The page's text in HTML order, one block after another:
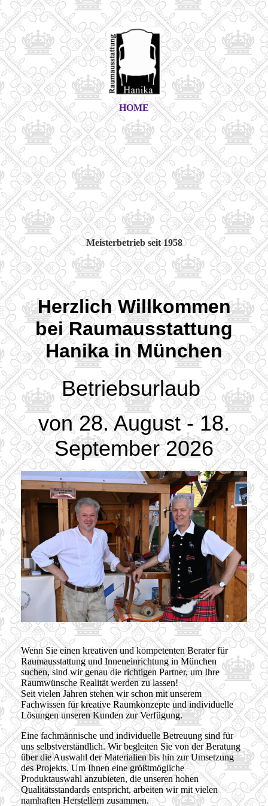
HOME
Meisterbetrieb seit 1958
Herzlich Willkommen
bei Raumausstattung
Hanika in München
Betriebsurlaub
von 28. August - 18.
September 2026
Wenn Sie einen kreativen und kompetenten Berater für
Raumausstattung und Inneneinrichtung in München
suchen, sind wir genau die richtigen Partner, um Ihre
Raumwünsche Realität werden zu lassen!
Seit vielen Jahren stehen wir schon mit unserem
Fachwissen für kreative Raumkonzepte und individuelle
Lösungen unseren Kunden zur Verfügung.
Eine fachmännische und individuelle Betreuung sind für
uns selbstverständlich. Wir begleiten Sie von der Beratung
über die Auswahl der Materialien bis hin zur Umsetzung
des Projekts. Um Ihnen eine größtmögliche
Produktauswahl anzubieten, die unseren hohen
Qualitätsstandards entspricht, arbeiten wir mit vielen
namhaften Herstellern zusammen.